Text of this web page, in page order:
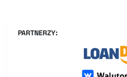
PARTNERZY: